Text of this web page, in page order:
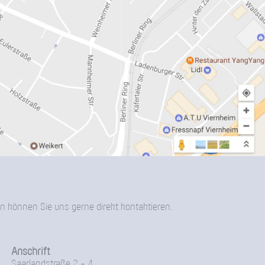
können Sie uns gerne direkt kontaktieren.
Anschrift